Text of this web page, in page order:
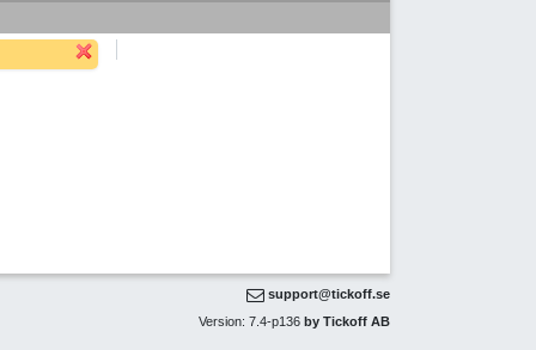
support@tickoff.se
Version: 7.4-p136 by Tickoff AB